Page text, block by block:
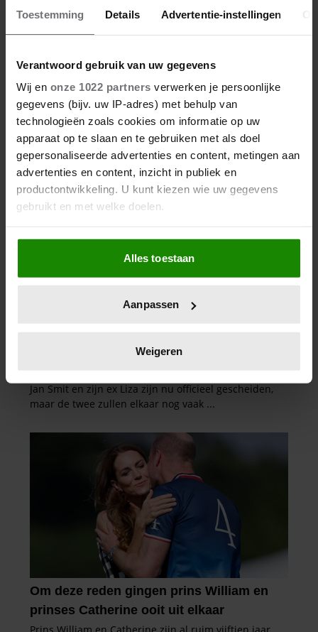
Toestemming Details Advertentie-instellingen
Verantwoord gebruik van uw gegevens
Wij en onze 1022 partners verwerken je persoonlijke
gegevens (bijv. uw IP-adres) met behulp van
technologieën zoals cookies om informatie op uw
apparaat op te slaan en te gebruiken met als doel
gepersonaliseerde advertenties en content, metingen aan
advertenties en content, inzicht in publiek en
productontwikkeling. U kunt kiezen wie uw gegevens
gebruikt en met welke doelen.
Als u het toestaat, willen we ook graag:
Informatie verzamelen over uw geografische
locatie, die tot een paar meter nauwkeurig kan zijn
scannen op specifieke eigenschappen (fingerprinting)
verwerkt en stel uw voorkeuren in het
intrekken in de Cookieverklaring.
personaliseren, om functies voor social media te bieden
en om ons websiteverkeer te analyseren. Ook delen we
informatie over uw gebruik van onze site met onze
partners voor social media, adverteren en analyse. Deze
partners kunnen deze gegevens combineren met andere
informatie die u aan ze heeft verstrekt of die ze hebben
verzameld op basis van uw gebruik van hun services. U
gaat akkoord met onze cookies als u onze website blijft
Alles toestaan
Aanpassen
Weigeren
06/08/2026
VICTOR VLAM BEKRITISEERT TIM
NIEHE NA DUIDELIJKE GRENS
OVER VADER IVO: ‘EEN BEETJE
ONSYMPATHIEK’